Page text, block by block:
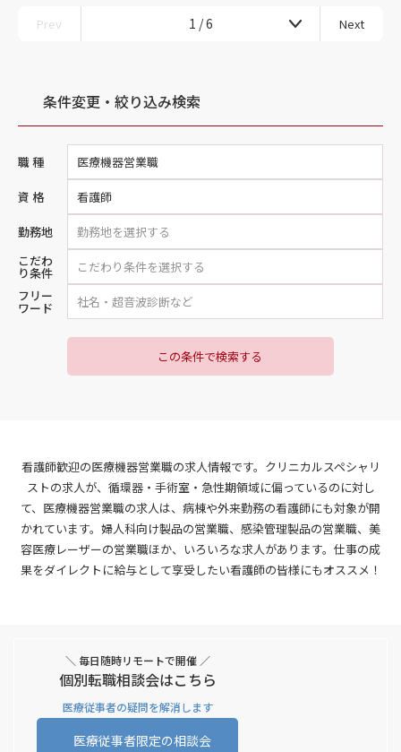
Prev 1 / 6 Next
条件変更・絞り込み検索
職 種 医療機器営業職
資 格 看護師
勤務地
こだわ
り条件
フリー
ワード
この条件で検索する
看護師歓迎の医療機器営業職の求人情報です。クリニカルスペシャリ
ストの求人が、循環器・手術室・急性期領域に偏っているのに対し
て、医療機器営業職の求人は、病棟や外来勤務の看護師にも対象が開
かれています。婦人科向け製品の営業職、感染管理製品の営業職、美
容医療レーザーの営業職ほか、いろいろな求人があります。仕事の成
果をダイレクトに給与として享受したい看護師の皆様にもオススメ！
＼ 毎日随時リモートで開催 ／
個別転職相談会はこちら
医療従事者の疑問を解消します
医療従事者限定の相談会